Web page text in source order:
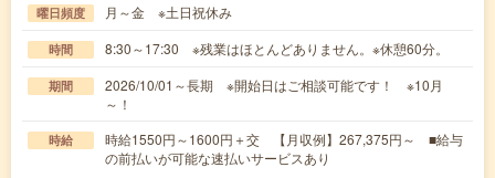
曜日頻度 月～金 ※土日祝休み
時間 8:30～17:30 ※残業はほとんどありません。※休憩60分。
期間
2026/10/01～長期 ※開始日はご相談可能です！ ※10月
～！
時給
時給1550円～1600円＋交 【月収例】267,375円～ ■給与
の前払いが可能な速払いサービスあり